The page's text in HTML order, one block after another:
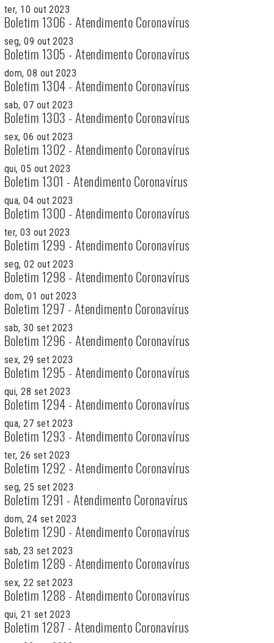
ter, 10 out 2023
Boletim 1306 - Atendimento Coronavírus
seg, 09 out 2023
Boletim 1305 - Atendimento Coronavírus
dom, 08 out 2023
Boletim 1304 - Atendimento Coronavírus
sab, 07 out 2023
Boletim 1303 - Atendimento Coronavírus
sex, 06 out 2023
Boletim 1302 - Atendimento Coronavírus
qui, 05 out 2023
Boletim 1301 - Atendimento Coronavírus
qua, 04 out 2023
Boletim 1300 - Atendimento Coronavírus
ter, 03 out 2023
Boletim 1299 - Atendimento Coronavírus
seg, 02 out 2023
Boletim 1298 - Atendimento Coronavírus
dom, 01 out 2023
Boletim 1297 - Atendimento Coronavírus
sab, 30 set 2023
Boletim 1296 - Atendimento Coronavírus
sex, 29 set 2023
Boletim 1295 - Atendimento Coronavírus
qui, 28 set 2023
Boletim 1294 - Atendimento Coronavírus
qua, 27 set 2023
Boletim 1293 - Atendimento Coronavírus
ter, 26 set 2023
Boletim 1292 - Atendimento Coronavírus
seg, 25 set 2023
Boletim 1291 - Atendimento Coronavírus
dom, 24 set 2023
Boletim 1290 - Atendimento Coronavírus
sab, 23 set 2023
Boletim 1289 - Atendimento Coronavírus
sex, 22 set 2023
Boletim 1288 - Atendimento Coronavírus
qui, 21 set 2023
Boletim 1287 - Atendimento Coronavírus